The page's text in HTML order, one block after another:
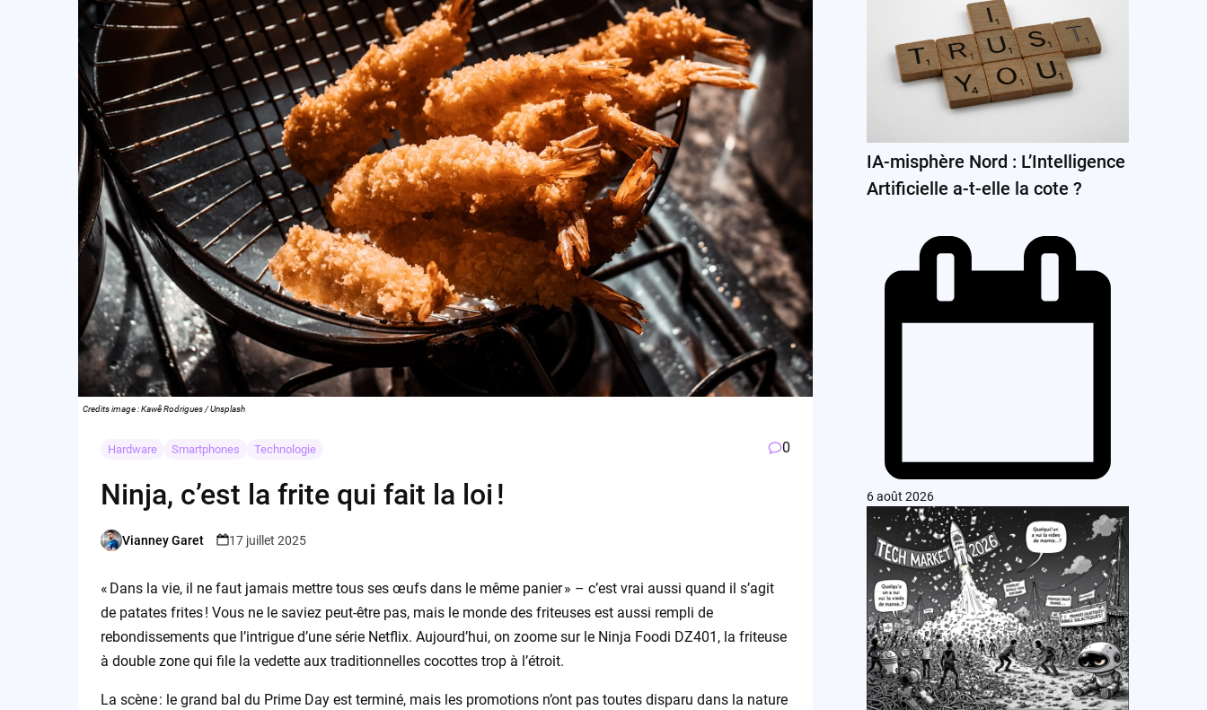
Credits image : Kawê Rodrigues / Unsplash
Hardware Smartphones Technologie 0
Ninja, c’est la frite qui fait la loi !
Posted
Vianney Garet 17 juillet 2025
« Dans la vie, il ne faut jamais mettre tous ses œufs dans le même panier » – c’est vrai aussi quand il s’agit
de patates frites ! Vous ne le saviez peut-être pas, mais le monde des friteuses est aussi rempli de
rebondissements que l’intrigue d’une série Netflix. Aujourd’hui, on zoome sur le Ninja Foodi DZ401, la friteuse
à double zone qui file la vedette aux traditionnelles cocottes trop à l’étroit.
La scène : le grand bal du Prime Day est terminé, mais les promotions n’ont pas toutes disparu dans la nature
IA-misphère Nord : L’Intelligence
Artificielle a-t-elle la cote ?
6 août 2026